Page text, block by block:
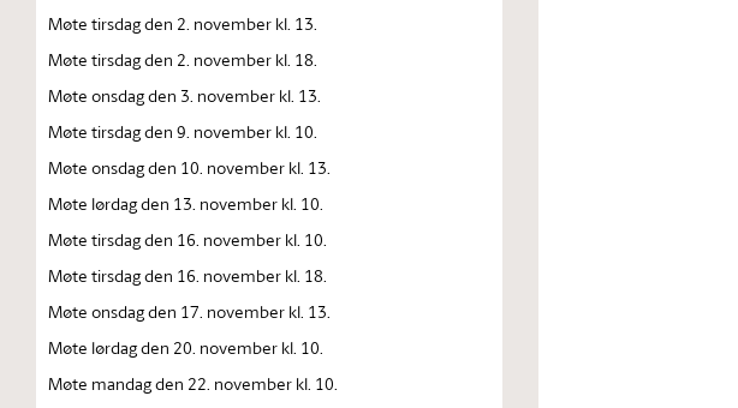
Møte tirsdag den 2. november kl. 13.
Møte tirsdag den 2. november kl. 18.
Møte onsdag den 3. november kl. 13.
Møte tirsdag den 9. november kl. 10.
Møte onsdag den 10. november kl. 13.
Møte lørdag den 13. november kl. 10.
Møte tirsdag den 16. november kl. 10.
Møte tirsdag den 16. november kl. 18.
Møte onsdag den 17. november kl. 13.
Møte lørdag den 20. november kl. 10.
Møte mandag den 22. november kl. 10.